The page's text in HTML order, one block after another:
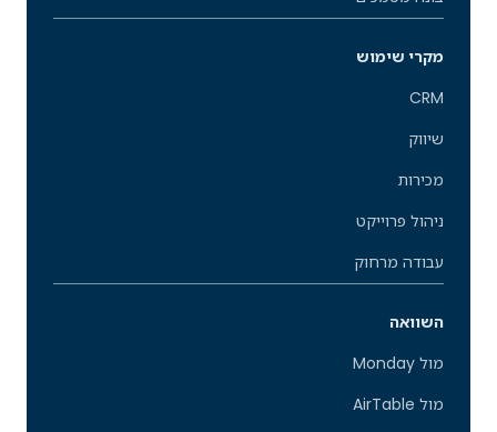
מקרי שימוש
CRM
שיווק
מכירות
ניהול פרוייקט
עבודה מרחוק
השוואה
מול Monday
מול AirTable